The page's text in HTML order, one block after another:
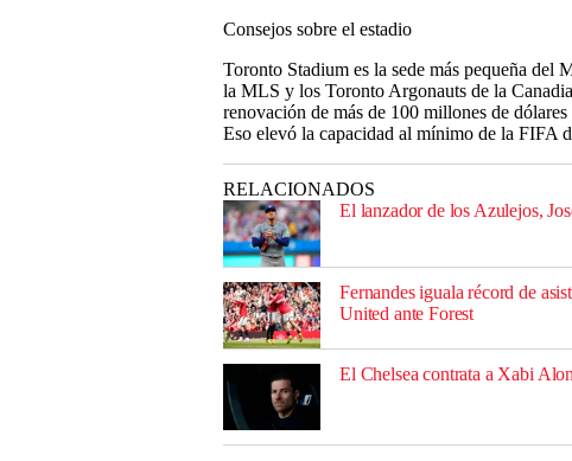
Consejos sobre el estadio
Toronto Stadium es la sede más pequeña
la MLS y los Toronto Argonauts de la
renovación de más de 100 millones de
Eso elevó la capacidad al mínimo de la FIFA
RELACIONADOS
El lanzador de los Azulejos,
Fernandes iguala récord de
United ante Forest
El Chelsea contrata a Xabi